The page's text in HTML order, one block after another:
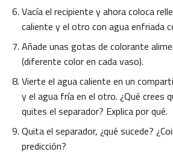
Vacía el recipiente y ahora coloca
caliente y el otro con agua enfriada
Añade unas gotas de colorante
(diferente color en cada vaso).
Vierte el agua caliente en un
y el agua fría en el otro. ¿Qué crees
quites el separador? Explica por qué.
Quita el separador, ¿qué sucede?
predicción?